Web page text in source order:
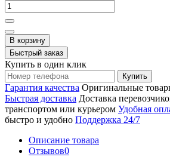
В корзину
Быстрый заказ
Купить в один клик
Купить
Гарантия качества Оригинальные
Быстрая доставка Доставка
транспортом или курьером Удобная
быстро и удобно Поддержка 24/7
Описание товара
Отзывов0